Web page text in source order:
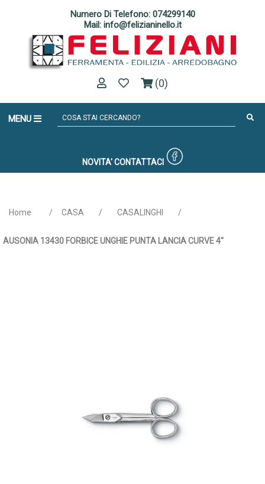
Numero Di Telefono: 074299140
Mail: info@felizianinello.it
(0)
MENU
NOVITA' CONTATTACI
Home / CASA / CASALINGHI /
AUSONIA 13430 FORBICE UNGHIE PUNTA LANCIA CURVE 4''